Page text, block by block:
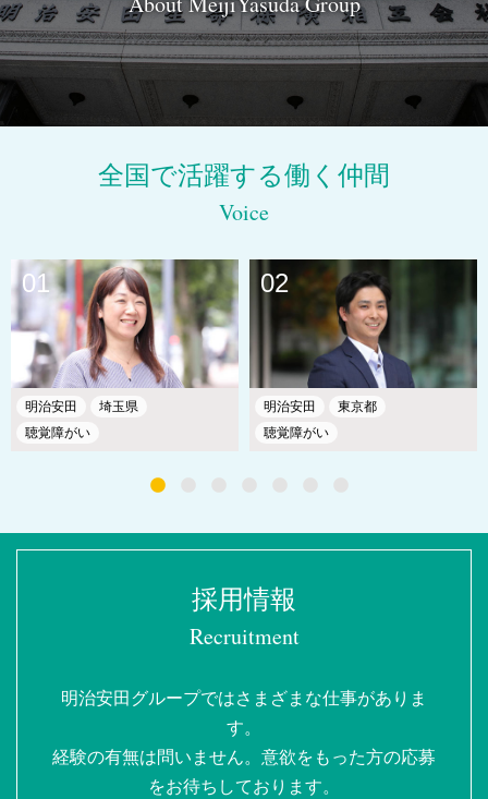
全国で活躍する働く仲間
Voice
01
明治安田
埼玉県
聴覚障がい
02
明治安田
東京都
聴覚障がい
採用情報
Recruitment
明治安田グループではさまざまな仕事がありま
す。
経験の有無は問いません。意欲をもった方の応募
をお待ちしております。